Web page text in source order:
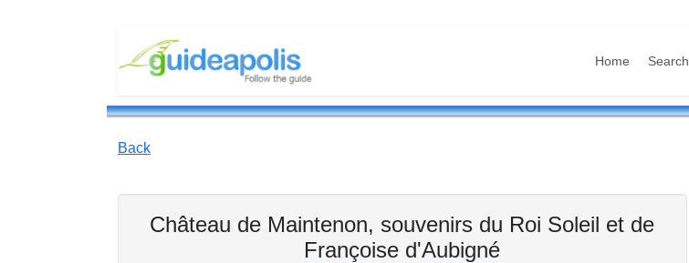
Home Search
Back
Château de Maintenon, souvenirs du Roi Soleil et de
Françoise d'Aubigné